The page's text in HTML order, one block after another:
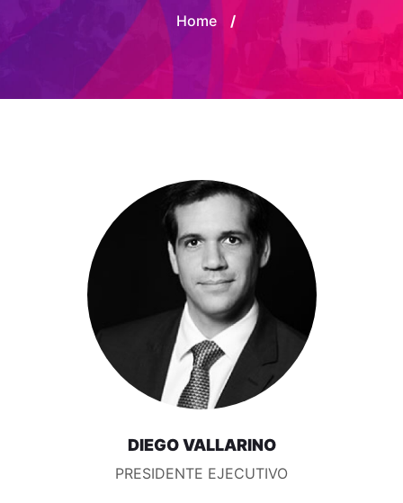
Home /
DIEGO VALLARINO
PRESIDENTE EJECUTIVO